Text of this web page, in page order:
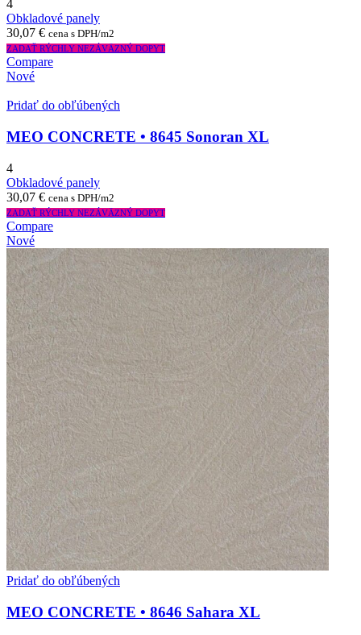
4
Obkladové panely
30,07 € cena s DPH/m2
ZADAŤ RÝCHLY NEZÁVÄZNÝ DOPYT
Compare
Nové
Pridať do obľúbených
MEO CONCRETE • 8645 Sonoran XL
4
Obkladové panely
30,07 € cena s DPH/m2
ZADAŤ RÝCHLY NEZÁVÄZNÝ DOPYT
Compare
Nové
Pridať do obľúbených
MEO CONCRETE • 8646 Sahara XL